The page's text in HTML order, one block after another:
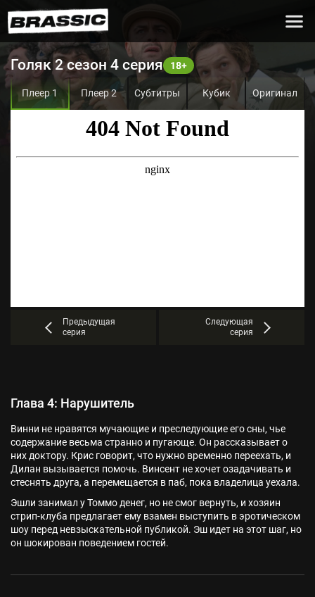
Голяк 2 сезон 4 серия
Плеер 1 Плеер 2 Субтитры Кубик Оригинал
Предыдущая
серия
Следующая
серия
Глава 4: Нарушитель
Винни не нравятся мучающие и преследующие его сны, чье
содержание весьма странно и пугающе. Он рассказывает о
них доктору. Крис говорит, что нужно временно переехать, и
Дилан вызывается помочь. Винсент не хочет озадачивать и
стеснять друга, а перемещается в паб, пока владелица уехала.
Эшли занимал у Томмо денег, но не смог вернуть, и хозяин
стрип-клуба предлагает ему взамен выступить в эротическом
шоу перед невзыскательной публикой. Эш идет на этот шаг, но
он шокирован поведением гостей.